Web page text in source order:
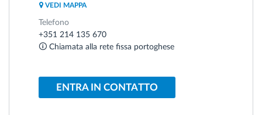
VEDI MAPPA
Telefono
+351 214 135 670
🛈 Chiamata alla rete fissa portoghese
ENTRA IN CONTATTO